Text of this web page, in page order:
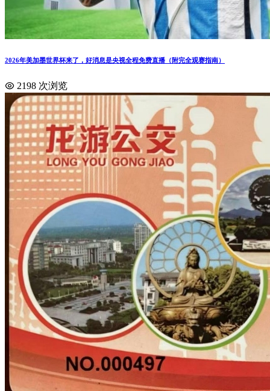
2026年美加墨世界杯来了，好消息是央视全程免费直播（附完全观赛指南）
2198 次浏览